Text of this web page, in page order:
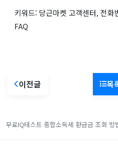
키워드: 당근마켓 고객센터, 전화
FAQ
이전글 목
무료IQ테스트 종합소득세 환급금 조회 방